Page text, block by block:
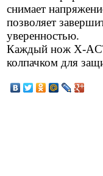
снимает
позволяет
уверенностью.
Каждый нож X-
колпачком для